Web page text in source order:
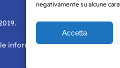
negativamente su alcune
Accetta
informazioni in questo Policy